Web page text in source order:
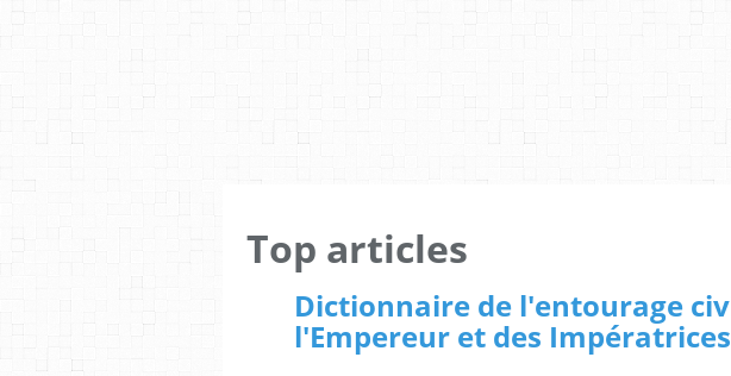
Top articles
Dictionnaire de l'entourage
l'Empereur et des Impératrices